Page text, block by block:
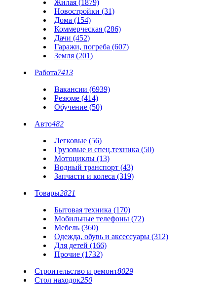
Жилая (1879)
Новостройки (31)
Дома (154)
Коммерческая (286)
Дачи (452)
Гаражи, погреба (607)
Земля (201)
Работа7413
Вакансии (6939)
Резюме (414)
Обучение (50)
Авто482
Легковые (56)
Грузовые и спец.техника (50)
Мотоциклы (13)
Водный транспорт (43)
Запчасти и колеса (319)
Товары2821
Бытовая техника (170)
Мобильные телефоны (72)
Мебель (360)
Одежда, обувь и аксессуары (312)
Для детей (166)
Прочие (1732)
Строительство и ремонт8029
Стол находок250